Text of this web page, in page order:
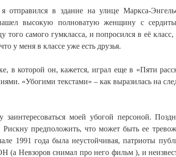
в здание на улице Маркса-
высокую полноватую женщину с
самого гумкласса, и попросился в её класс,
у меня в классе уже есть друзья.
в которой он, кажется, играл еще в «Пяти
«Убогими текстами» – как выразилась на
моей убогой персоной.
Рискну предположить, что может быть ее
1991 года была неустойчивая, патриоты
Невзоров снимал про него фильм ), и